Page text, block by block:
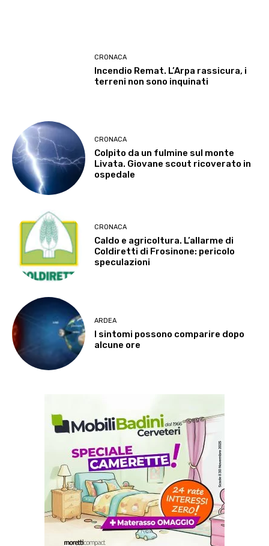
CRONACA
Incendio Remat. L’Arpa rassicura, i
terreni non sono inquinati
CRONACA
Colpito da un fulmine sul monte
Livata. Giovane scout ricoverato in
ospedale
CRONACA
Caldo e agricoltura. L’allarme di
Coldiretti di Frosinone: pericolo
speculazioni
ARDEA
I sintomi possono comparire dopo
alcune ore